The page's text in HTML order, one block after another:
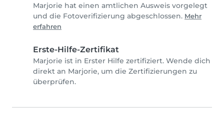
Marjorie hat einen amtlichen Ausweis vorgelegt
und die Fotoverifizierung abgeschlossen. Mehr
erfahren
Erste-Hilfe-Zertifikat
Marjorie ist in Erster Hilfe zertifiziert. Wende dich
direkt an Marjorie, um die Zertifizierungen zu
überprüfen.